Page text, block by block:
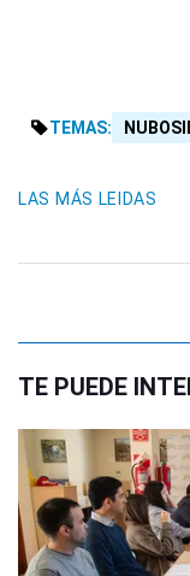
TEMAS:
LAS MÁS LEIDAS
TE PUEDE